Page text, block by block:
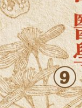
日本購物